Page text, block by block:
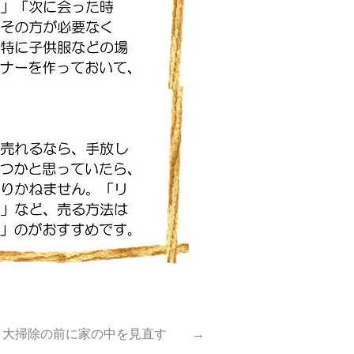
大掃除の前に家の中を見直す →